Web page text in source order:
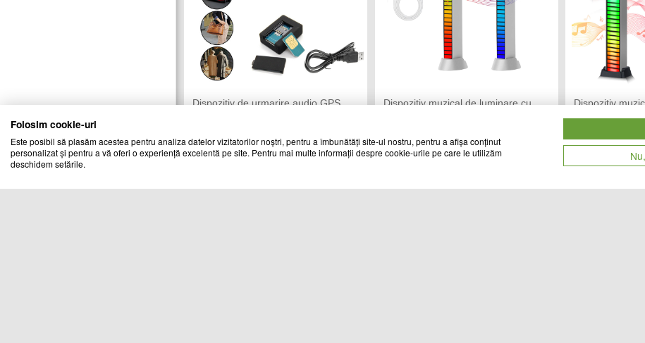
Dispozitiv de urmarire audio GPS
Cod produs 75 lei
Dispozitiv muzical de luminare cu
Cod produs
Dispozitiv
18762
Folosim cookie-uri
Este posibil să plasăm acestea pentru analiza datelor vizitatorilor noștri, pentru a îmbunătăți site-ul nostru, pentru a afișa conținut
personalizat și pentru a vă oferi o experiență excelentă pe site. Pentru mai multe informații despre cookie-urile pe care le utilizăm
deschidem setările.